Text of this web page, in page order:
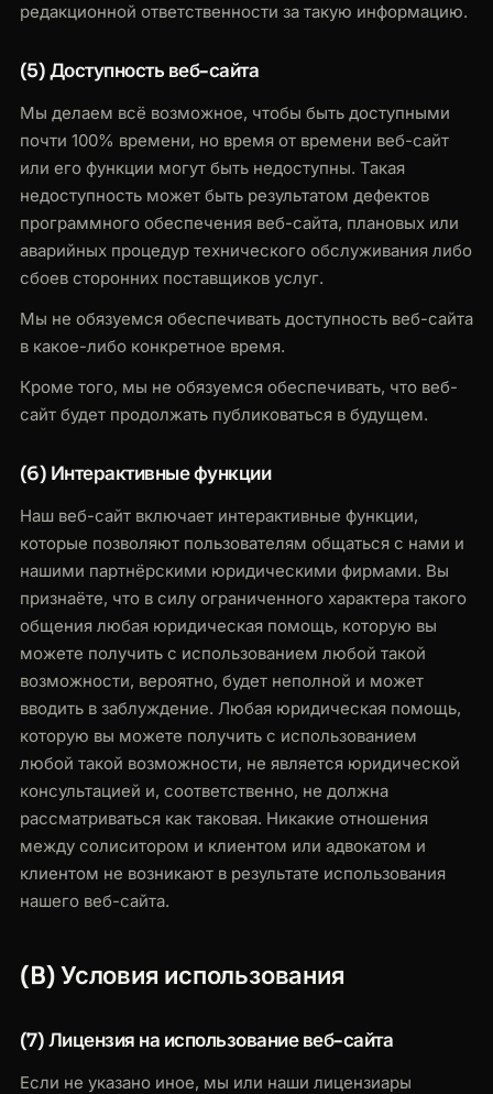
редакционной ответственности за такую информацию.
(5) Доступность веб-сайта
Мы делаем всё возможное, чтобы быть доступными
почти 100% времени, но время от времени веб-сайт
или его функции могут быть недоступны. Такая
недоступность может быть результатом дефектов
программного обеспечения веб-сайта, плановых или
аварийных процедур технического обслуживания либо
сбоев сторонних поставщиков услуг.
Мы не обязуемся обеспечивать доступность веб-сайта
в какое-либо конкретное время.
Кроме того, мы не обязуемся обеспечивать, что веб-
сайт будет продолжать публиковаться в будущем.
(6) Интерактивные функции
Наш веб-сайт включает интерактивные функции,
которые позволяют пользователям общаться с нами и
нашими партнёрскими юридическими фирмами. Вы
признаёте, что в силу ограниченного характера такого
общения любая юридическая помощь, которую вы
можете получить с использованием любой такой
возможности, вероятно, будет неполной и может
вводить в заблуждение. Любая юридическая помощь,
которую вы можете получить с использованием
любой такой возможности, не является юридической
консультацией и, соответственно, не должна
рассматриваться как таковая. Никакие отношения
между солиситором и клиентом или адвокатом и
клиентом не возникают в результате использования
нашего веб-сайта.
(B) Условия использования
(7) Лицензия на использование веб-сайта
Если не указано иное, мы или наши лицензиары